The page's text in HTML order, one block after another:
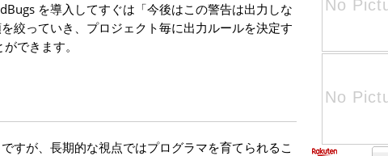
を導入してすぐは「今後はこの警告は出力しな
絞っていき、プロジェクト毎に出力ルールを決定す
できます。
すが、長期的な視点ではプログラマを育てられるこ